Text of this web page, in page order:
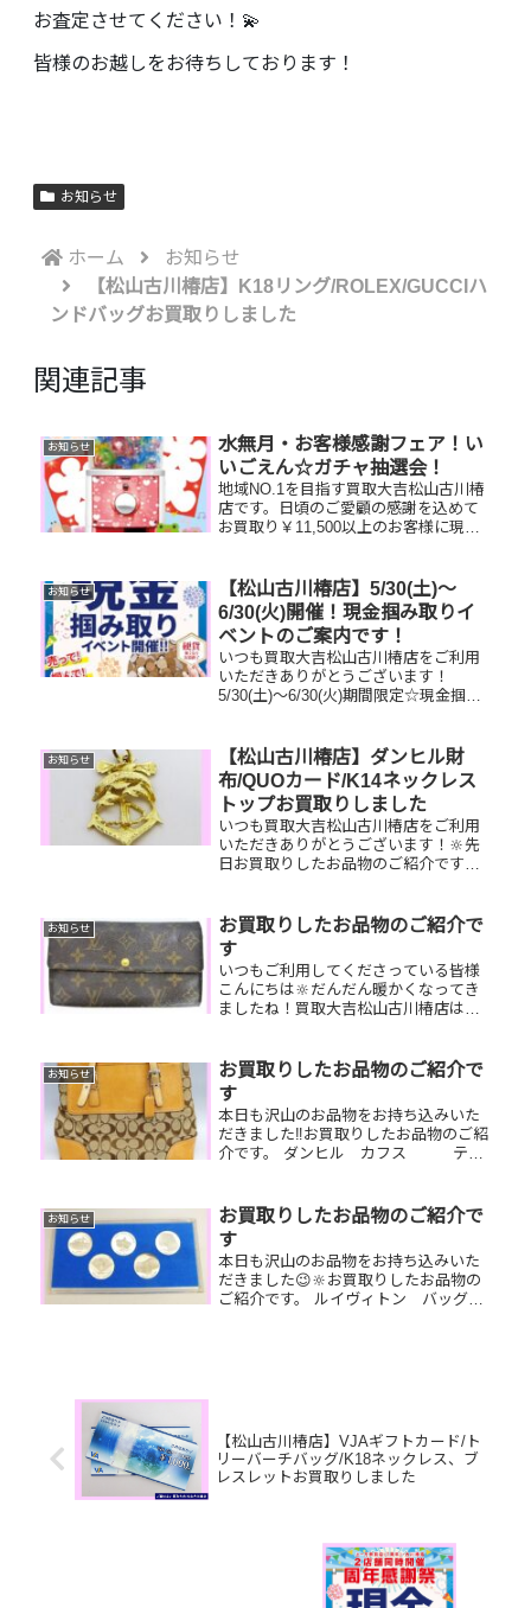
お査定させてください！💫
皆様のお越しをお待ちしております！
お知らせ
ホーム
お知らせ
【松山古川椿店】K18リング/ROLEX/GUCCIハ
ンドバッグお買取りしました
関連記事
お知らせ
水無月・お客様感謝フェア！い
いごえん☆ガチャ抽選会！
地域NO.1を目指す買取大吉松山古川椿
店です。日頃のご愛顧の感謝を込めて
お買取り￥11,500以上のお客様に現金
ってご参加くださいませ！利用条件
⇒￥11,500以上お買取りの...
お知らせ
【松山古川椿店】5/30(土)～
6/30(火)開催！現金掴み取りイ
ベントのご案内です！
いつも買取大吉松山古川椿店をご利用
いただきありがとうございます！
5/30(土)～6/30(火)期間限定☆現金掴み
だけます😌(金券類、テレカ、切手、古
銭、現行銭両替は対...
お知らせ
【松山古川椿店】ダンヒル財
布/QUOカード/K14ネックレス
トップお買取りしました
いつも買取大吉松山古川椿店をご利用
いただきありがとうございます！🔆先
日お買取りしたお品物のご紹介です。
ざいませんか？ぜひ買取大吉松山古川
椿店にお査定させてください...
お知らせ
お買取りしたお品物のご紹介で
す
いつもご利用してくださっている皆様
こんにちは🔆だんだん暖かくなってき
ましたね！買取大吉松山古川椿店は本
っているお品物はございませんか？そ
のお品物ぜひ！買取大吉松山古川椿
店...
お知らせ
お買取りしたお品物のご紹介で
す
本日も沢山のお品物をお持ち込みいた
だきました‼️お買取りしたお品物のご紹
介です。 ダンヒル カフス テレ
ド、古銭など一点一点丁寧に査定させ
ていただきますので是非気軽にお...
お知らせ
お買取りしたお品物のご紹介で
す
本日も沢山のお品物をお持ち込みいた
だきました😉🔆お買取りしたお品物の
ご紹介です。 ルイヴィトン バッグ
【松山古川椿店】VJAギフトカード/ト
リーバーチバッグ/K18ネックレス、ブ
レスレットお買取りしました